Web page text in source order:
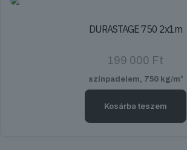
DURASTAGE 750 2x1m
199 000 Ft
színpadelem, 750 kg/m²
Kosárba teszem